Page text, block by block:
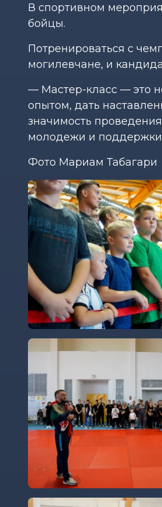
В спортивном
бойцы.
Потренироваться с
могилевчане, и
— Мастер-класс — это
опытом, дать
значимость
молодежи и поддержки
Фото Мариам Табагари